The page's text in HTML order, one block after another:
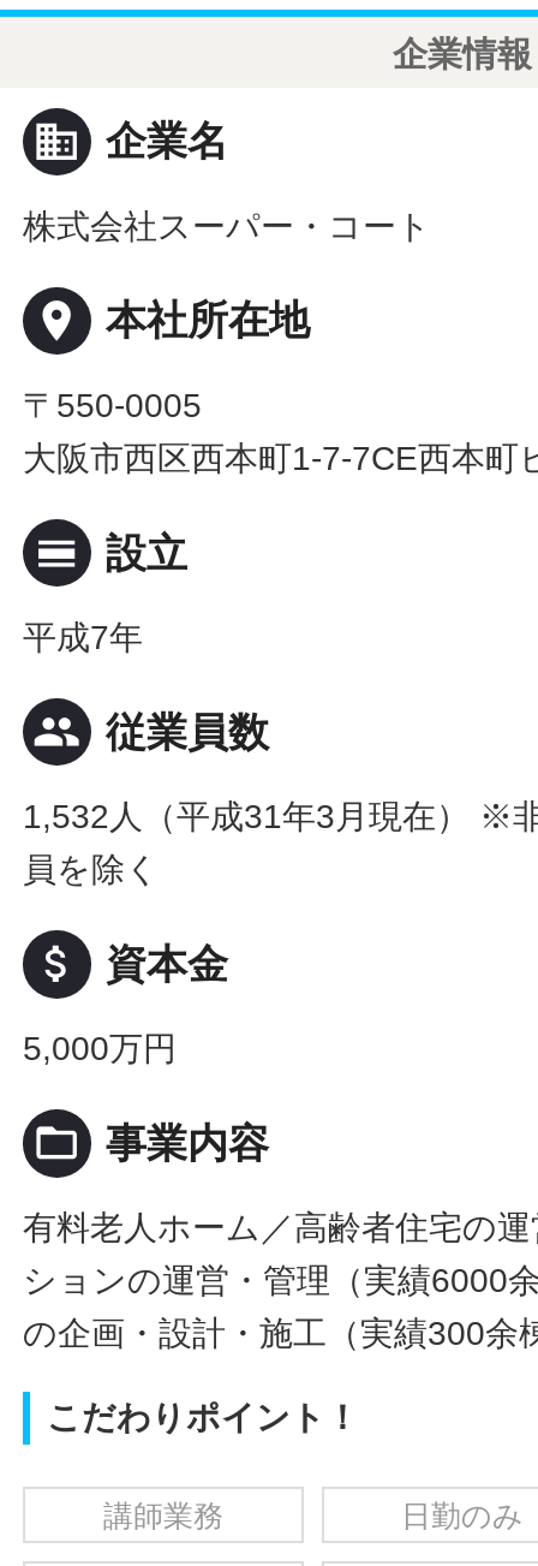
企業情報
business 企業名
株式会社スーパー・コート
place 本社所在地
〒550-0005
大阪市西区西本町1-7-7CE西本町
calendar_view_day 設立
平成7年
people 従業員数
1,532人（平成31年3月現在） ※
員を除く
attach_money 資本金
5,000万円
folder_open 事業内容
有料老人ホーム／高齢者住宅の
ションの運営・管理（実績6000
の企画・設計・施工（実績300余
こだわりポイント！
講師業務 日勤のみ